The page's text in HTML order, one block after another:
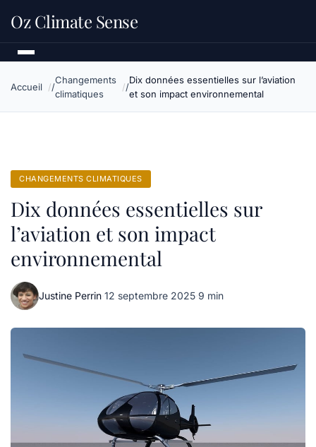
Oz Climate Sense
Accueil
Changements
climatiques
Dix données essentielles sur l’aviation
et son impact environnemental
CHANGEMENTS CLIMATIQUES
Dix données essentielles sur
l’aviation et son impact
environnemental
Justine Perrin·12 septembre 2025·9 min